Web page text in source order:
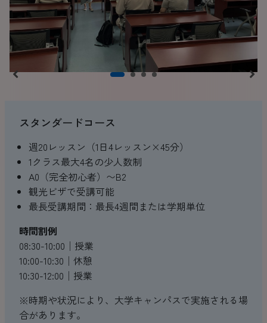
スタンダードコース
週20レッスン（1日4レッスン×45分）
1クラス最大4名の少人数制
A0（完全初心者）〜B2
観光ビザで受講可能
最長受講期間：最長4週間または学期単位
時間割例
08:30-10:00│授業
10:00-10:30│休憩
10:30-12:00│授業
※時期や状況により、大学キャンパスで実施される場
合があります。